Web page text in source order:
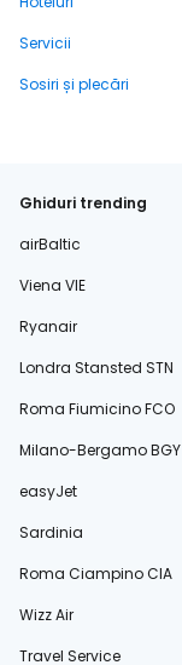
Servicii
Sosiri și plecări
Ghiduri trending
airBaltic
Viena VIE
Ryanair
Londra Stansted STN
Roma Fiumicino FCO
Milano-Bergamo BGY
easyJet
Sardinia
Roma Ciampino CIA
Wizz Air
Travel Service